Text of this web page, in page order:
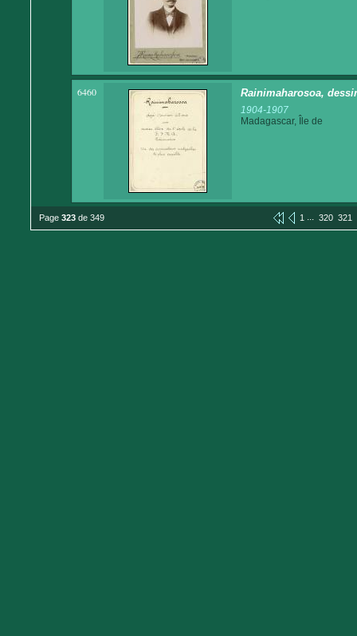
6460 Rainimaharosoa,
1904-1907
Madagascar, Île de
Page 323 de 349 1 ... 320 321